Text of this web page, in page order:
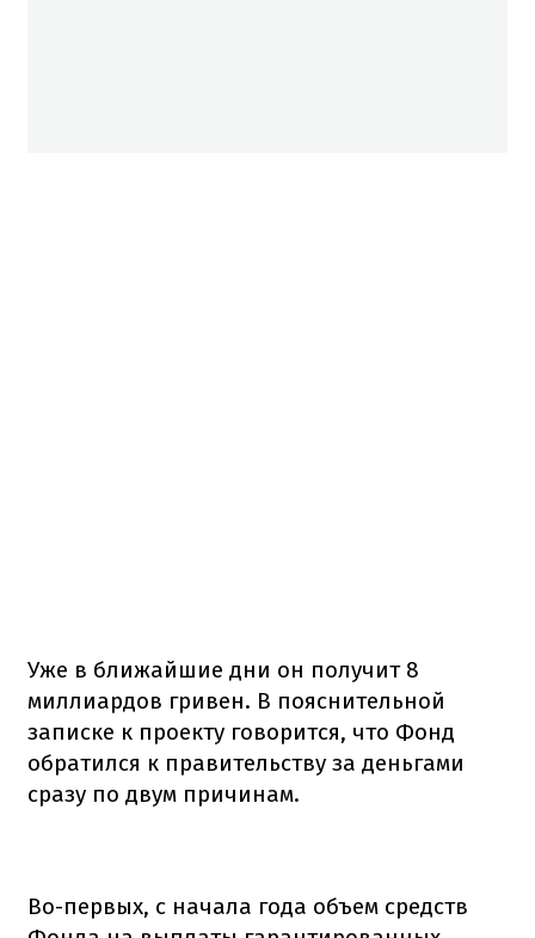
Уже в ближайшие дни он получит 8
миллиардов гривен. В пояснительной
записке к проекту говорится, что Фонд
обратился к правительству за деньгами
сразу по двум причинам.
Во-первых, с начала года объем средств